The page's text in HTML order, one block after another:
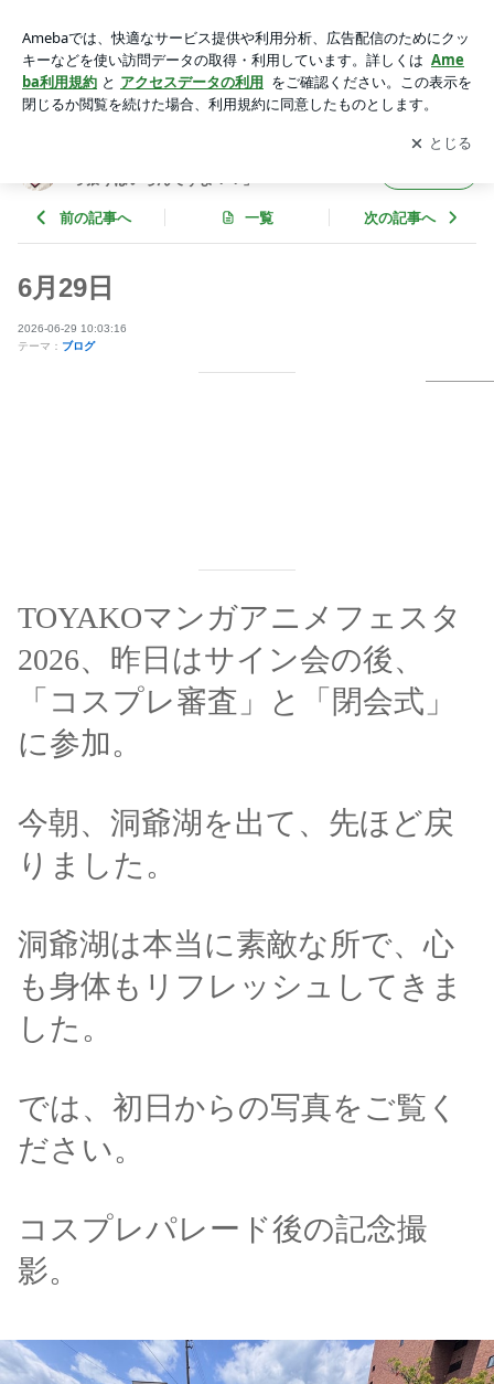
はいらんですよ！！」Powered by Ameba
アプリをダウンロードして ブログの更新通知
を受け取りまし
ょう。
開く
っ張りはいらんですよ！！」
前の記事へ 一覧 次の記事へ
6月29日
2026-06-29 10:03:16
テーマ： ブログ
TOYAKOマンガアニメフェスタ
2026、昨日はサイン会の後、
「コスプレ審査」と「閉会式」
に参加。
今朝、洞爺湖を出て、先ほど戻
りました。
洞爺湖は本当に素敵な所で、心
も身体もリフレッシュしてきま
した。
では、初日からの写真をご覧く
ださい。
コスプレパレード後の記念撮
影。